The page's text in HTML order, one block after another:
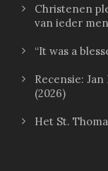
Christenen
van ieder
“It was a
Recensie:
(2026)
Het St.